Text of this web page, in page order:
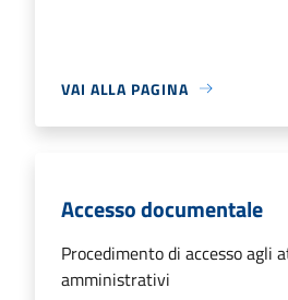
VAI ALLA PAGINA
Accesso documentale
Procedimento di accesso agli
amministrativi